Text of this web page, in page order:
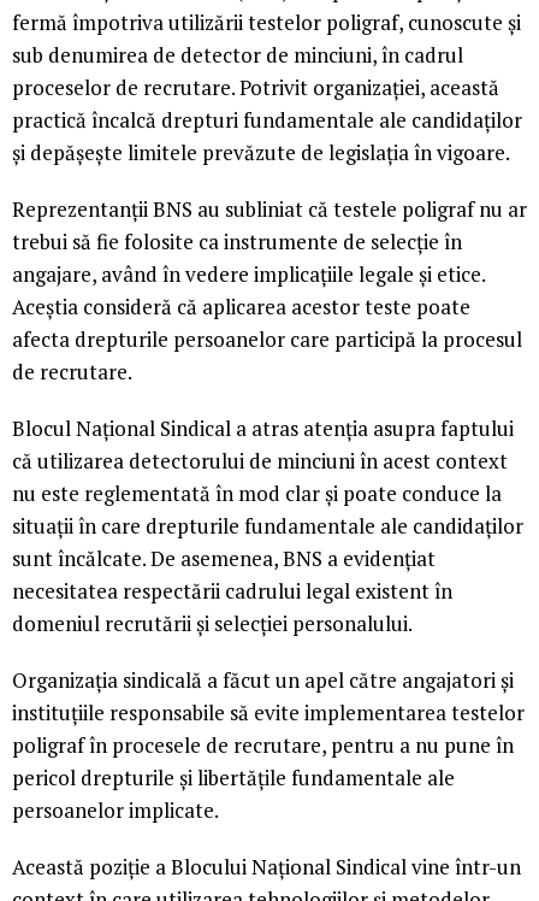
fermă împotriva utilizării testelor poligraf, cunoscute și
sub denumirea de detector de minciuni, în cadrul
proceselor de recrutare. Potrivit organizației, această
practică încalcă drepturi fundamentale ale candidaților
și depășește limitele prevăzute de legislația în vigoare.
Reprezentanții BNS au subliniat că testele poligraf nu ar
trebui să fie folosite ca instrumente de selecție în
angajare, având în vedere implicațiile legale și etice.
Aceștia consideră că aplicarea acestor teste poate
afecta drepturile persoanelor care participă la procesul
de recrutare.
Blocul Național Sindical a atras atenția asupra faptului
că utilizarea detectorului de minciuni în acest context
nu este reglementată în mod clar și poate conduce la
situații în care drepturile fundamentale ale candidaților
sunt încălcate. De asemenea, BNS a evidențiat
necesitatea respectării cadrului legal existent în
domeniul recrutării și selecției personalului.
Organizația sindicală a făcut un apel către angajatori și
instituțiile responsabile să evite implementarea testelor
poligraf în procesele de recrutare, pentru a nu pune în
pericol drepturile și libertățile fundamentale ale
persoanelor implicate.
Această poziție a Blocului Național Sindical vine într-un